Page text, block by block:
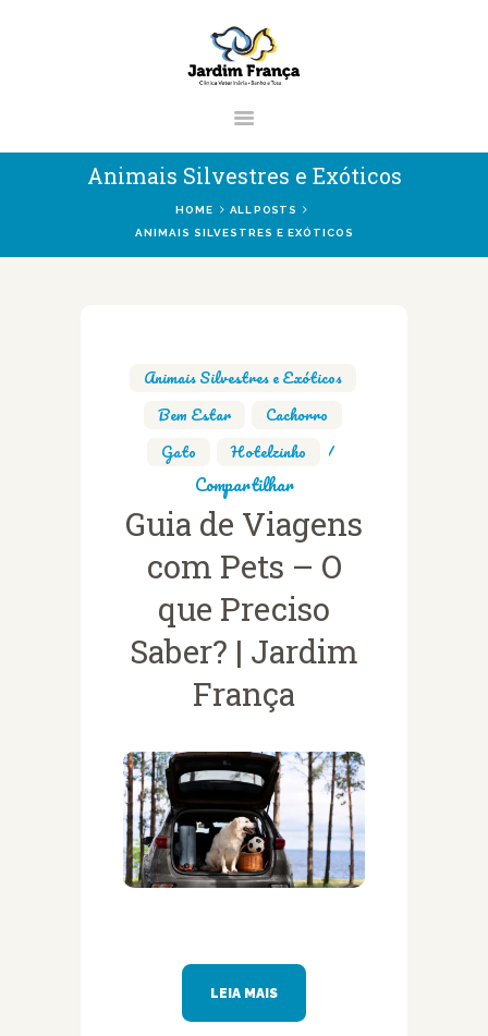
Animais Silvestres e Exóticos
HOME
ALL POSTS
ANIMAIS SILVESTRES E EXÓTICOS
CLÍNICA VETERINÁRIA JARDIM
FRANÇA | ZONA NORTE DE SÃO
Clínica Veterinária & Pet Shop Jardim França | Localizado na Zona Norte de
HOME
Animais Silvestres e Exóticos
Bem Estar
Cachorro
Gato
Hotelzinho
Compartilhar
Guia de Viagens
com Pets – O
que Preciso
Saber? | Jardim
França
LEIA MAIS